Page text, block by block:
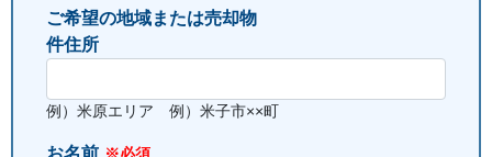
ご希望の地域または売却物
件住所
例）米原エリア 例）米子市××町
※必須